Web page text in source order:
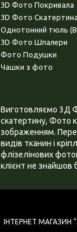
3D Фото Покривала
3D Фото Скатертина
Однотонний тюль
3D Фото Шпалери
Фото Подушки
Чашки з фото
Виготовляємо 3Д
скатертину, Фото
зображенням.
видів тканин і
флізелінових
клієнт не знайшов